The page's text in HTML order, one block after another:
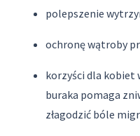
polepszenie
ochronę wątroby
korzyści dla kobiet
buraka pomaga
złagodzić bóle